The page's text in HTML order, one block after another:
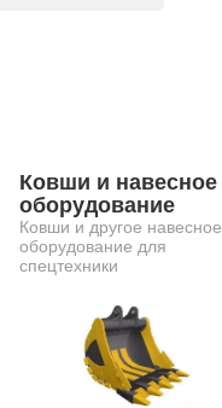
Ковши и навесное
оборудование
Ковши и другое навесное
оборудование для
спецтехники